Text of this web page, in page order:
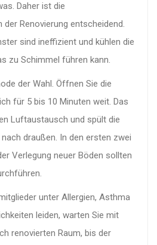
Daher ist die
Renovierung entscheidend.
sind ineffizient und kühlen die
zu Schimmel führen kann.
der Wahl. Öffnen Sie die
für 5 bis 10 Minuten weit. Das
Luftaustausch und spült die
draußen. In den ersten zwei
Verlegung neuer Böden sollten
unter Allergien, Asthma
leiden, warten Sie mit
renovierten Raum, bis der